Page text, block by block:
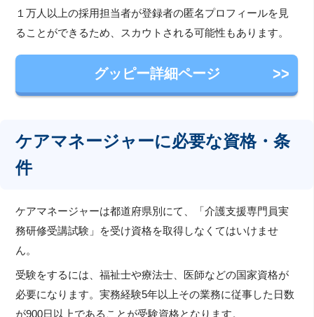
１万人以上の採用担当者が登録者の匿名プロフィールを見
ることができるため、スカウトされる可能性もあります。
グッピー詳細ページ
ケアマネージャーに必要な資格・条
件
ケアマネージャーは都道府県別にて、「介護支援専門員実
務研修受講試験」を受け資格を取得しなくてはいけませ
ん。
受験をするには、福祉士や療法士、医師などの国家資格が
必要になります。実務経験5年以上その業務に従事した日数
が900日以上であることが受験資格となります。